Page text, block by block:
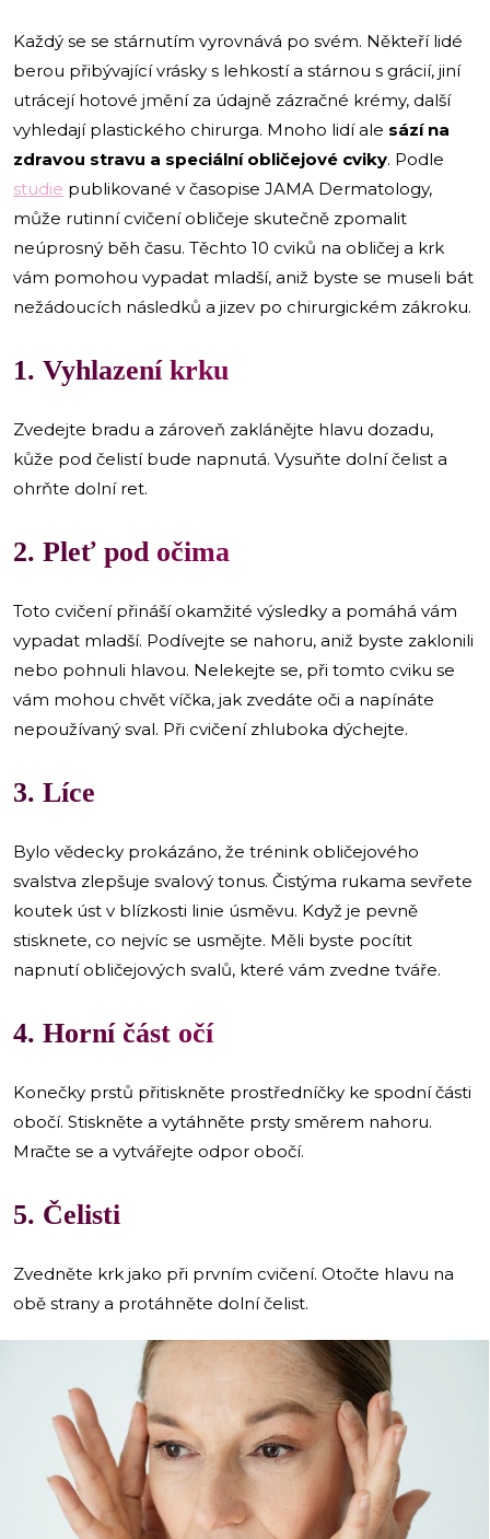
Každý se se stárnutím vyrovnává po svém. Někteří lidé
berou přibývající vrásky s lehkostí a stárnou s grácií, jiní
utrácejí hotové jmění za údajně zázračné krémy, další
vyhledají plastického chirurga. Mnoho lidí ale sází na
zdravou stravu a speciální obličejové cviky. Podle
studie publikované v časopise JAMA Dermatology,
může rutinní cvičení obličeje skutečně zpomalit
neúprosný běh času. Těchto 10 cviků na obličej a krk
vám pomohou vypadat mladší, aniž byste se museli bát
nežádoucích následků a jizev po chirurgickém zákroku.
1. Vyhlazení krku
Zvedejte bradu a zároveň zaklánějte hlavu dozadu,
kůže pod čelistí bude napnutá. Vysuňte dolní čelist a
ohrňte dolní ret.
2. Pleť pod očima
Toto cvičení přináší okamžité výsledky a pomáhá vám
vypadat mladší. Podívejte se nahoru, aniž byste zaklonili
nebo pohnuli hlavou. Nelekejte se, při tomto cviku se
vám mohou chvět víčka, jak zvedáte oči a napínáte
nepoužívaný sval. Při cvičení zhluboka dýchejte.
3. Líce
Bylo vědecky prokázáno, že trénink obličejového
svalstva zlepšuje svalový tonus. Čistýma rukama sevřete
koutek úst v blízkosti linie úsměvu. Když je pevně
stisknete, co nejvíc se usmějte. Měli byste pocítit
napnutí obličejových svalů, které vám zvedne tváře.
4. Horní část očí
Konečky prstů přitiskněte prostředníčky ke spodní části
obočí. Stiskněte a vytáhněte prsty směrem nahoru.
Mračte se a vytvářejte odpor obočí.
5. Čelisti
Zvedněte krk jako při prvním cvičení. Otočte hlavu na
obě strany a protáhněte dolní čelist.